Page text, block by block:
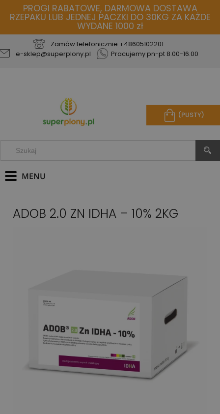
PROGI RABATOWE, DARMOWA DOSTAWA
RZEPAKU LUB JEDNEJ PACZKI DO 30KG ZA KAŻDE
WYDANE 1000 zł
Zamów telefonicznie +48605102201
e-sklep@superplony.pl
Pracujemy pn-pt 8.00-16.00
(PUSTY)
ADOB 2.0 ZN IDHA – 10% 2KG